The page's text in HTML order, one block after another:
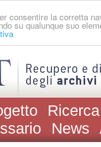
consentire la corretta
su qualunque suo
News